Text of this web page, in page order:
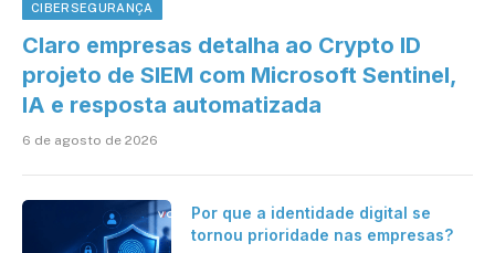
CIBERSEGURANÇA
Claro empresas detalha ao Crypto ID
projeto de SIEM com Microsoft Sentinel,
IA e resposta automatizada
6 de agosto de 2026
Por que a identidade digital se
tornou prioridade nas empresas?